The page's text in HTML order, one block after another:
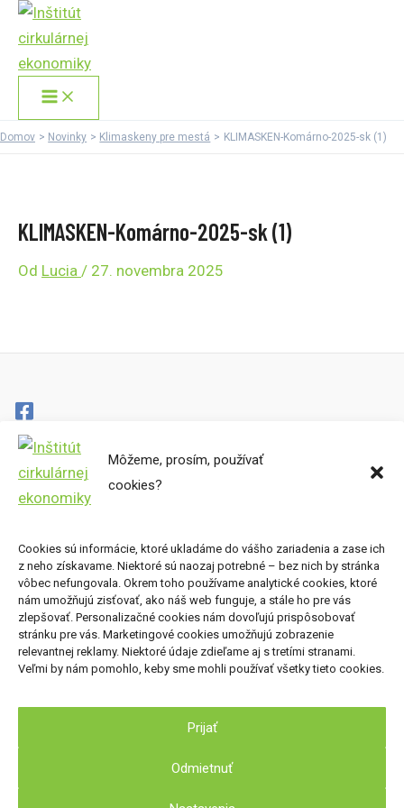
Môžeme, prosím, používať
cookies?
Cookies sú informácie, ktoré ukladáme do vášho zariadenia a zase ich
z neho získavame. Niektoré sú naozaj potrebné – bez nich by stránka
vôbec nefungovala. Okrem toho používame analytické cookies, ktoré
nám umožňujú zisťovať, ako náš web funguje, a stále ho pre vás
zlepšovať. Personalizačné cookies nám dovoľujú prispôsobovať
stránku pre vás. Marketingové cookies umožňujú zobrazenie
relevantnej reklamy. Niektoré údaje zdieľame aj s tretími stranami.
Veľmi by nám pomohlo, keby sme mohli používať všetky tieto cookies.
Prijať
Odmietnuť
Preskočiť
obsah
Main
Menu
Domov Novinky Klimaskeny pre mestá KLIMASKEN-Komárno-2025-sk (1)
KLIMASKEN-Komárno-2025-sk (1)
Od Lucia / 27. novembra 2025
Cirkulárne mapy
Miesta preč
Zásady ochrany osobných údajov
Kde nás nájdete
Inštitút cirkulárnej ekonomiky, o.z.
Nová Cvernovka
Račianska 78, 831 02 Bratislava
2026 © Inštitút cirkulárnej ekonomiky